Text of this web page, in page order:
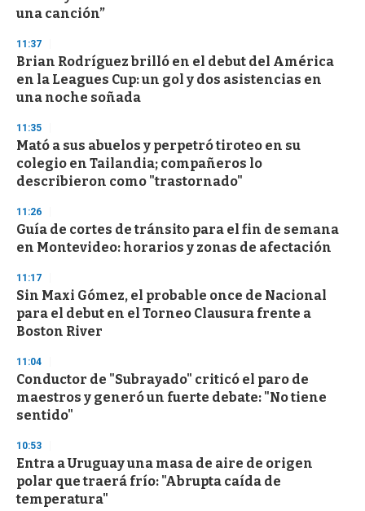
3
s
e
c
o
n
una canción”
11:37
Brian Rodríguez brilló en el debut del América
en la Leagues Cup: un gol y dos asistencias en
una noche soñada
11:35
Mató a sus abuelos y perpetró tiroteo en su
colegio en Tailandia; compañeros lo
describieron como "trastornado"
11:26
Guía de cortes de tránsito para el fin de semana
en Montevideo: horarios y zonas de afectación
11:17
Sin Maxi Gómez, el probable once de Nacional
para el debut en el Torneo Clausura frente a
Boston River
11:04
Conductor de "Subrayado" criticó el paro de
maestros y generó un fuerte debate: "No tiene
sentido"
10:53
Entra a Uruguay una masa de aire de origen
polar que traerá frío: "Abrupta caída de
temperatura"